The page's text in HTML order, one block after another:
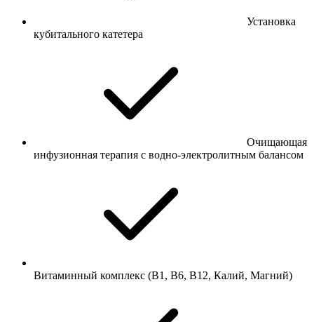
Установка
кубитального катетера
Очищающая
инфузионная терапия с водно-электролитным балансом
Витаминный комплекс (В1, В6, В12, Калий, Магний)